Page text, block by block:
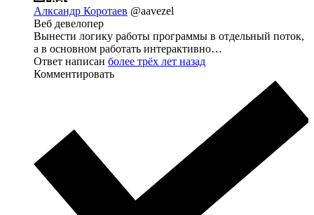
Алксандр Коротаев @aavezel
Веб девелопер
Вынести логику работы программы в отдельный поток,
а в основном работать интерактивно…
Ответ написан более трёх лет назад
Комментировать